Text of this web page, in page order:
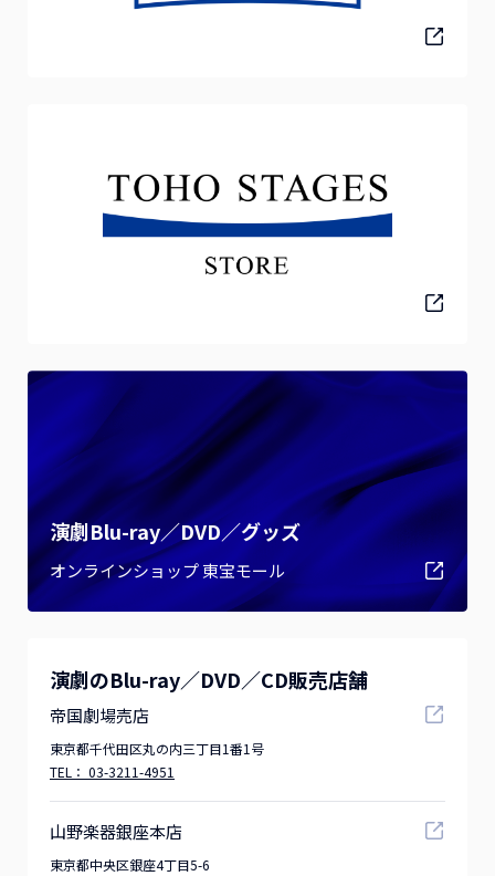
演劇Blu-ray／DVD／グッズ
オンラインショップ 東宝モール
演劇のBlu-ray／DVD／CD販売店舗
帝国劇場売店
東京都千代田区丸の内三丁目1番1号
TEL： 03-3211-4951
山野楽器銀座本店
東京都中央区銀座4丁目5-6